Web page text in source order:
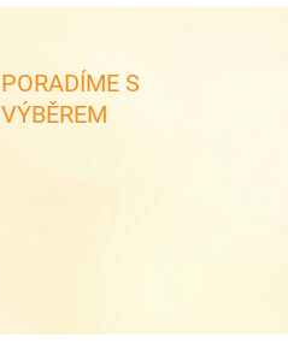
PORADÍME S
VÝBĚREM